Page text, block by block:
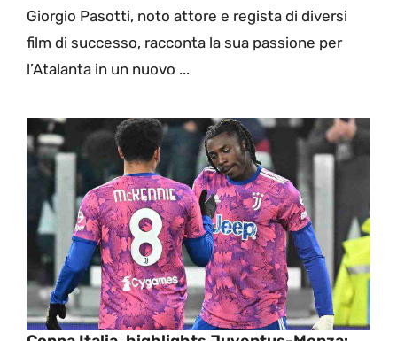
Giorgio Pasotti, noto attore e regista di diversi
film di successo, racconta la sua passione per
l’Atalanta in un nuovo ...